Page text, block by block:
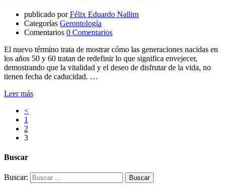
publicado por Félix Eduardo Nallim
Categorías Gerontología
Comentarios 0 Comentarios
El nuevo término trata de mostrar cómo las generaciones nacidas en
los años 50 y 60 tratan de redefinir lo que significa envejecer,
demostrando que la vitalidad y el deseo de disfrutar de la vida, no
tienen fecha de caducidad. …
Leer más
<
1
2
3
Buscar
Buscar: